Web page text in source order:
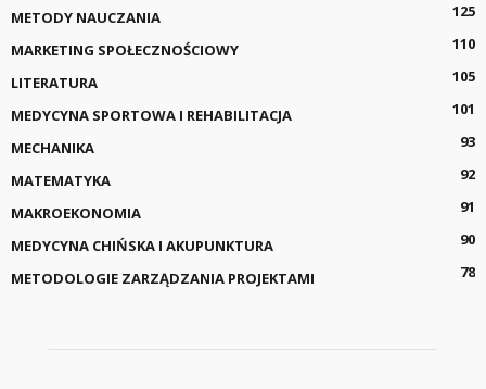
METODY NAUCZANIA
125
MARKETING SPOŁECZNOŚCIOWY
110
LITERATURA
105
MEDYCYNA SPORTOWA I REHABILITACJA
101
MECHANIKA
93
MATEMATYKA
92
MAKROEKONOMIA
91
MEDYCYNA CHIŃSKA I AKUPUNKTURA
90
METODOLOGIE ZARZĄDZANIA PROJEKTAMI
78